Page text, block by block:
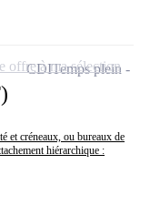
et créneaux, ou bureaux de
hiérarchique :
CDITemps plein
offre à ma sélection